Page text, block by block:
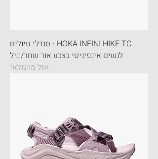
HOKA INFINI HIKE TC - סנדלי טיולים
לנשים אינפיניטי בצבע אור שחר/וניל
אזל מהמלאי